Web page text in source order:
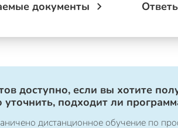
документы
доступно, если вы хотите
подходит ли
дистанционное обучение по